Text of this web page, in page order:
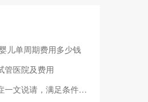
儿单周期费用多少钱
管医院及费用
说请，满足条件者均可申